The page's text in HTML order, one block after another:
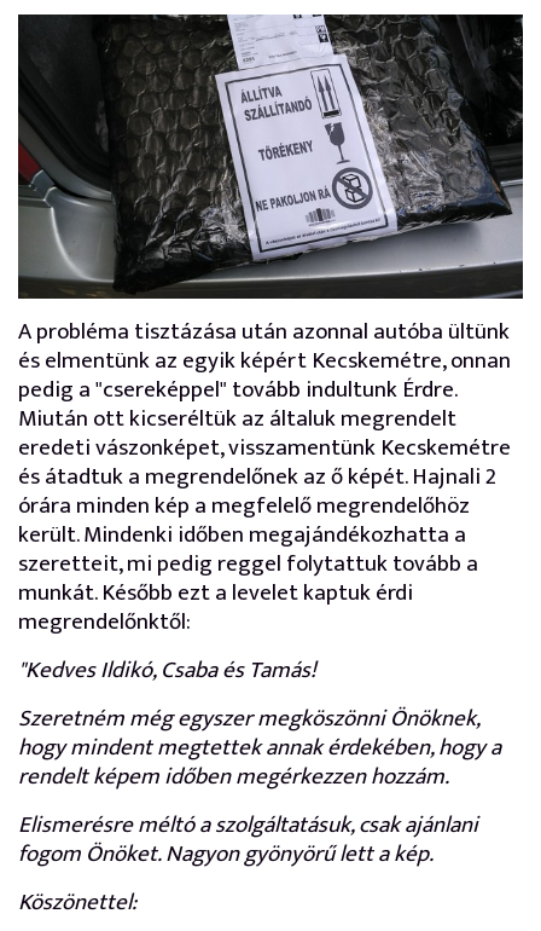
A probléma tisztázása után azonnal autóba ültünk
és elmentünk az egyik képért Kecskemétre, onnan
pedig a "csereképpel" tovább indultunk Érdre.
Miután ott kicseréltük az általuk megrendelt
eredeti vászonképet, visszamentünk Kecskemétre
és átadtuk a megrendelőnek az ő képét. Hajnali 2
órára minden kép a megfelelő megrendelőhöz
került. Mindenki időben megajándékozhatta a
szeretteit, mi pedig reggel folytattuk tovább a
munkát. Később ezt a levelet kaptuk érdi
megrendelőnktől:
"Kedves Ildikó, Csaba és Tamás!
Szeretném még egyszer megköszönni Önöknek,
hogy mindent megtettek annak érdekében, hogy a
rendelt képem időben megérkezzen hozzám.
Elismerésre méltó a szolgáltatásuk, csak ajánlani
fogom Önöket. Nagyon gyönyörű lett a kép.
Köszönettel: